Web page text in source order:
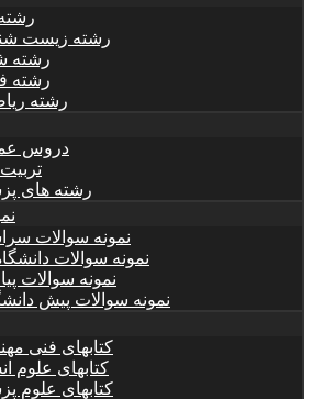
رشته
رشته زیست
رشته
رشته
رشته
دروس
رشته های
نمونه سوالات
نمونه سوالات
نمونه سوالات
نمونه سوالات پیش
کتابهای فنی
کتابهای علوم
کتابهای علوم